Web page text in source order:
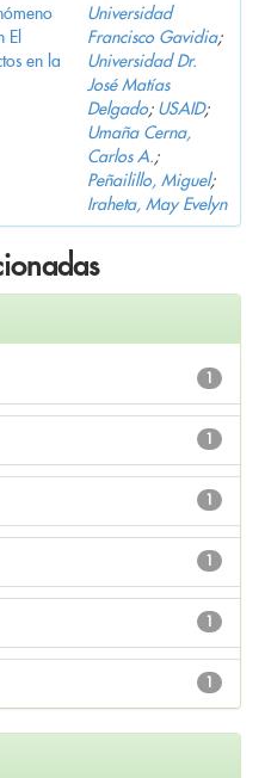
El
en la
Universidad
Francisco Gavidia;
Universidad Dr.
José Matías
Delgado; USAID;
Umaña Cerna,
Carlos A.;
Peñailillo, Miguel;
Iraheta, May Evelyn
1
1
1
1
1
1